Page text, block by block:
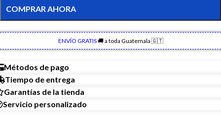
COMPRAR AHORA
ENVÍO GRATIS🚚 a toda Guatemala 🇬🇹
Métodos de pago
Tiempo de entrega
Garantías de la tienda
Servicio personalizado